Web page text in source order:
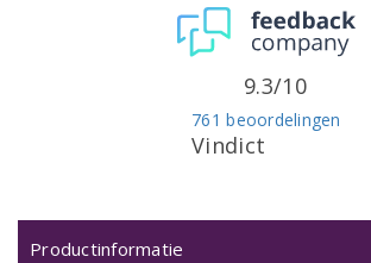
Vindict
761 beoordelingen
9.3/10
Productinformatie